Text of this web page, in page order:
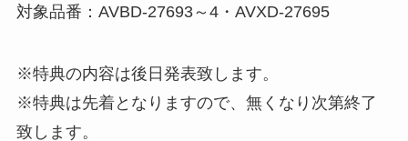
対象品番：AVBD-27693～4・AVXD-27695
※特典の内容は後日発表致します。
※特典は先着となりますので、無くなり次第終了
致します。